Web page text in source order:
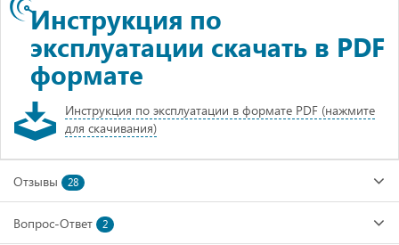
Инструкция по
эксплуатации скачать в PDF
формате
Инструкция по эксплуатации в формате PDF (нажмите
для скачивания)
Отзывы 28
Вопрос-Ответ 2